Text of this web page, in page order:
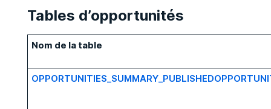
Tables d’opportunités
Nom de la table